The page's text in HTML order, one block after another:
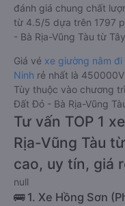
đánh giá chung chất
từ 4.5/5 dựa trên 1797
- Bà Rịa-Vũng Tàu từ
Giá vé xe giường nằm
Ninh rẻ nhất là
Tùy thuộc vào chương
Đất Đỏ - Bà Rịa-Vũng
Tư vấn TOP 1
Rịa-Vũng Tàu
cao, uy tín, giá
null
🚌 1. Xe Hồng Sơn